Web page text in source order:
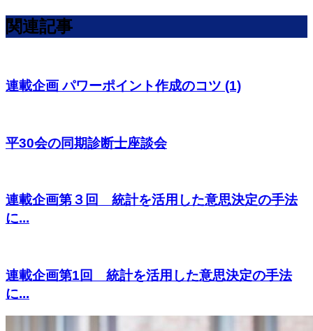
関連記事
連載企画 パワーポイント作成のコツ (1)
平30会の同期診断士座談会
連載企画第３回 統計を活用した意思決定の手法
に...
連載企画第1回 統計を活用した意思決定の手法
に...